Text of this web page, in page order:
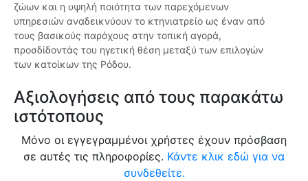
ζώων και η υψηλή ποιότητα των παρεχόμενων
υπηρεσιών αναδεικνύουν το κτηνιατρείο ως έναν από
τους βασικούς παρόχους στην τοπική αγορά,
προσδίδοντάς του ηγετική θέση μεταξύ των επιλογών
των κατοίκων της Ρόδου.
Αξιολογήσεις από τους παρακάτω
ιστότοπους
Μόνο οι εγγεγραμμένοι χρήστες έχουν πρόσβαση
σε αυτές τις πληροφορίες. Κάντε κλικ εδώ για να
συνδεθείτε.